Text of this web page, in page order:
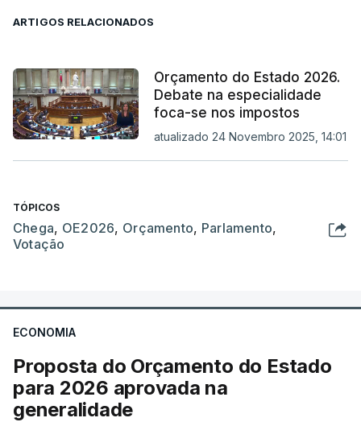
ARTIGOS RELACIONADOS
Orçamento do Estado 2026.
Debate na especialidade
foca-se nos impostos
atualizado 24 Novembro 2025, 14:01
TÓPICOS
Chega, OE2026, Orçamento, Parlamento,
Votação
ECONOMIA
Proposta do Orçamento do Estado
para 2026 aprovada na
generalidade